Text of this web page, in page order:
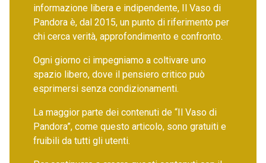
informazione libera e indipendente, Il Vaso di
Pandora è, dal 2015, un punto di riferimento per
chi cerca verità, approfondimento e confronto.
Ogni giorno ci impegniamo a coltivare uno
spazio libero, dove il pensiero critico può
esprimersi senza condizionamenti.
La maggior parte dei contenuti de “Il Vaso di
Pandora”, come questo articolo, sono gratuiti e
fruibili da tutti gli utenti.